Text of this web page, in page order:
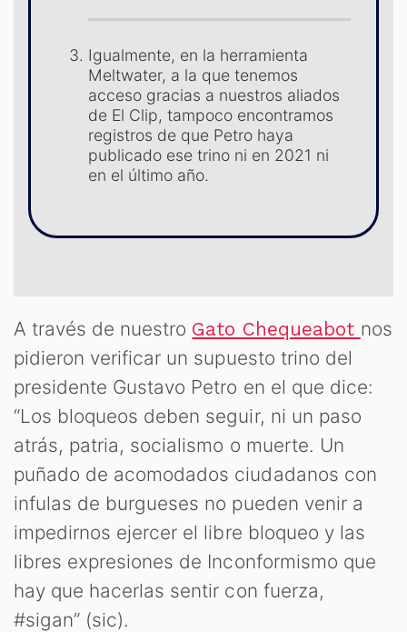
Igualmente, en la herramienta
Meltwater, a la que tenemos
acceso gracias a nuestros aliados
de El Clip, tampoco encontramos
registros de que Petro haya
publicado ese trino ni en 2021 ni
en el último año.
A través de nuestro Gato Chequeabot nos
pidieron verificar un supuesto trino del
presidente Gustavo Petro en el que dice:
“Los bloqueos deben seguir, ni un paso
atrás, patria, socialismo o muerte. Un
puñado de acomodados ciudadanos con
infulas de burgueses no pueden venir a
impedirnos ejercer el libre bloqueo y las
libres expresiones de Inconformismo que
hay que hacerlas sentir con fuerza,
#sigan” (sic).